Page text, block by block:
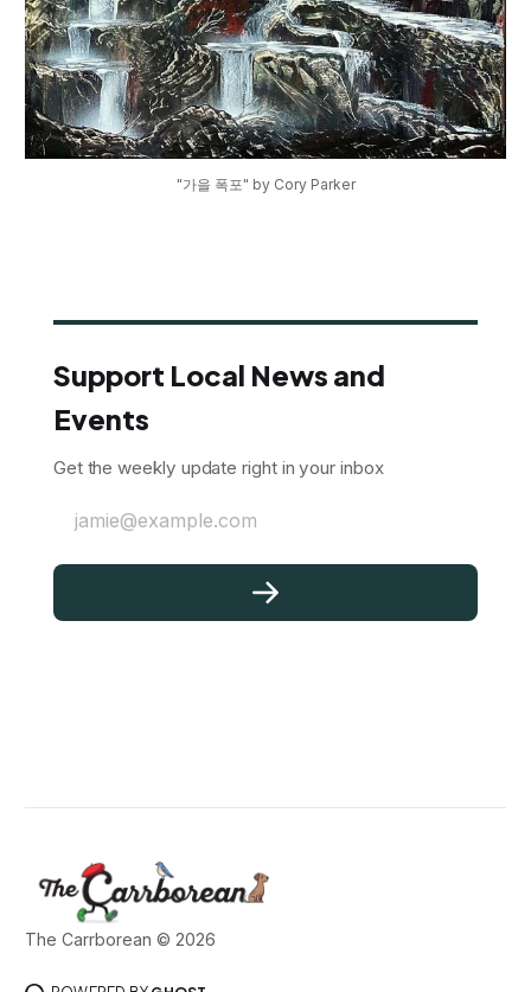
"가을 폭포" by Cory Parker
Support Local News and
Events
Get the weekly update right in your inbox
jamie@example.com
The Carrborean © 2026